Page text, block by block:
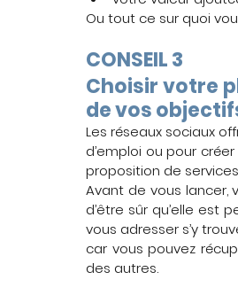
Ou tout ce sur quoi
CONSEIL 3
Choisir votre
de vos
Les réseaux sociaux
d’emploi ou pour
proposition de
Avant de vous
d’être sûr qu’elle est
vous adresser s’y
car vous pouvez
des autres.